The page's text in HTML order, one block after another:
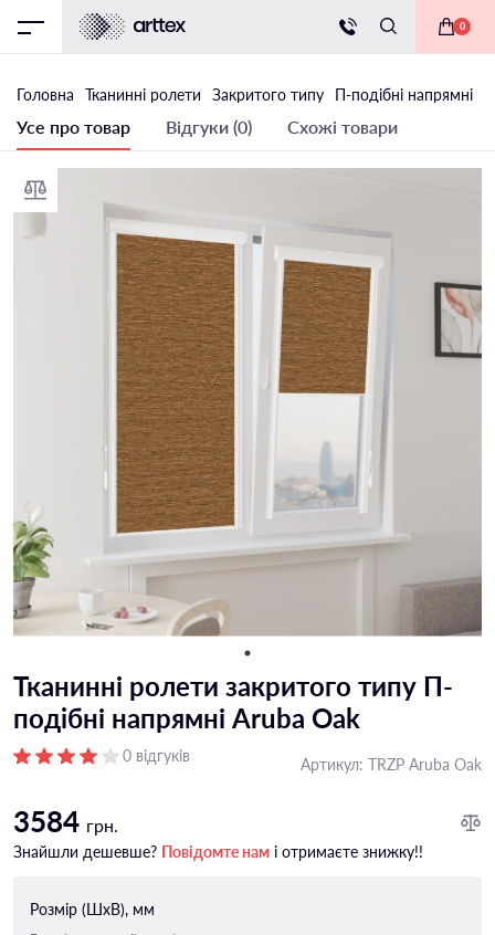
0
Головна Тканинні ролети Закритого типу П-подібні напрямні
Усе про товар Відгуки (0) Схожі товари
Тканинні ролети закритого типу П-
подiбні напрямні Aruba Oak
0 відгуків Артикул: TRZP Aruba Oak
3584 грн.
Знайшли дешевше? Повідомте нам і отримаєте знижку!!
Розмір (ШxВ), мм